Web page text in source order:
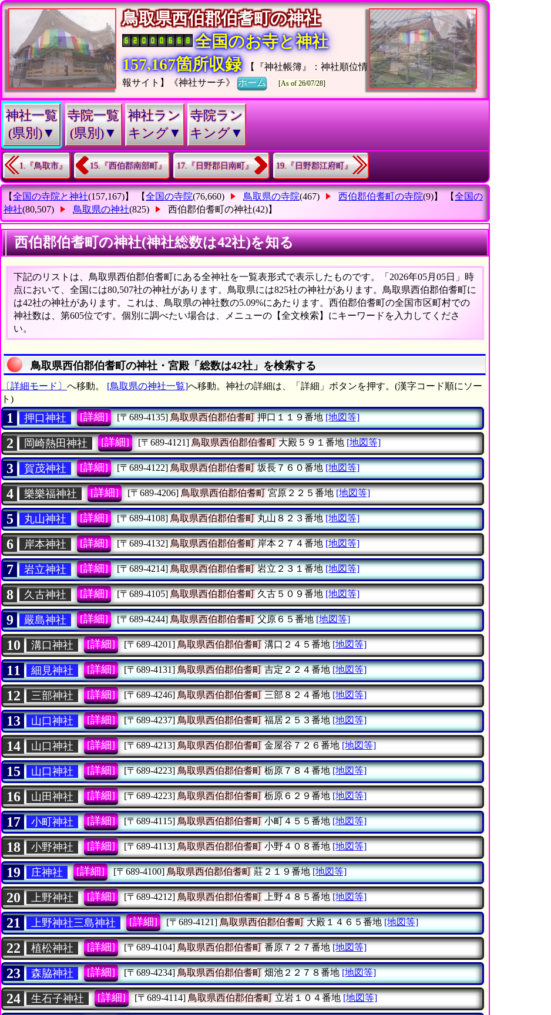
鳥取県西伯郡伯耆町の神社
全国のお寺と神社
157,167箇所収録
【『神社帳簿』：神社順位情
報サイト】《神社サーチ》ホーム [As of 26/07/28]
神社一覧
(県別)▼
寺院一覧
(県別)▼
神社ラン
キング▼
寺院ラン
キング▼
1.『鳥取市』 15.『西伯郡南部町』 17.『日野郡日南町』 19.『日野郡江府町』
【全国の寺院と神社(157,167)】 【全国の寺院(76,660) 鳥取県の寺院(467) 西伯郡伯耆町の寺院(9)】 【全国の
神社(80,507) 鳥取県の神社(825) 西伯郡伯耆町の神社(42)】
西伯郡伯耆町の神社(神社総数は42社)を知る
下記のリストは、鳥取県西伯郡伯耆町にある全神社を一覧表形式で表示したものです。「2026年05月05日」時
点において、全国には80,507社の神社があります。鳥取県には825社の神社があります。鳥取県西伯郡伯耆町に
は42社の神社があります。これは、鳥取県の神社数の5.09%にあたります。西伯郡伯耆町の全国市区町村での
神社数は、第605位です。個別に調べたい場合は、メニューの【全文検索】にキーワードを入力してくださ
い。
鳥取県西伯郡伯耆町の神社・宮殿「総数は42社」を検索する
〔詳細モード〕 へ移動。 [鳥取県の神社一覧]へ移動。神社の詳細は、「詳細」ボタンを押す。(漢字コード順にソー
ト)
1 押口神社 [詳細] [〒689-4135] 鳥取県西伯郡伯耆町押口１１９番地 [地図等]
2 岡崎熱田神社 [詳細] [〒689-4121] 鳥取県西伯郡伯耆町大殿５９１番地 [地図等]
3 賀茂神社 [詳細] [〒689-4122] 鳥取県西伯郡伯耆町坂長７６０番地 [地図等]
4 樂樂福神社 [詳細] [〒689-4206] 鳥取県西伯郡伯耆町宮原２２５番地 [地図等]
5 丸山神社 [詳細] [〒689-4108] 鳥取県西伯郡伯耆町丸山８２３番地 [地図等]
6 岸本神社 [詳細] [〒689-4132] 鳥取県西伯郡伯耆町岸本２７４番地 [地図等]
7 岩立神社 [詳細] [〒689-4214] 鳥取県西伯郡伯耆町岩立２３１番地 [地図等]
8 久古神社 [詳細] [〒689-4105] 鳥取県西伯郡伯耆町久古５０９番地 [地図等]
9 嚴島神社 [詳細] [〒689-4244] 鳥取県西伯郡伯耆町父原６５番地 [地図等]
10 溝口神社 [詳細] [〒689-4201] 鳥取県西伯郡伯耆町溝口２４５番地 [地図等]
11 細見神社 [詳細] [〒689-4131] 鳥取県西伯郡伯耆町吉定２２４番地 [地図等]
12 三部神社 [詳細] [〒689-4246] 鳥取県西伯郡伯耆町三部８２４番地 [地図等]
13 山口神社 [詳細] [〒689-4237] 鳥取県西伯郡伯耆町福居２５３番地 [地図等]
14 山口神社 [詳細] [〒689-4213] 鳥取県西伯郡伯耆町金屋谷７２６番地 [地図等]
15 山口神社 [詳細] [〒689-4223] 鳥取県西伯郡伯耆町栃原７８４番地 [地図等]
16 山田神社 [詳細] [〒689-4223] 鳥取県西伯郡伯耆町栃原６２９番地 [地図等]
17 小町神社 [詳細] [〒689-4115] 鳥取県西伯郡伯耆町小町４５５番地 [地図等]
18 小野神社 [詳細] [〒689-4113] 鳥取県西伯郡伯耆町小野４０８番地 [地図等]
19 庄神社 [詳細] [〒689-4100] 鳥取県西伯郡伯耆町莊２１９番地 [地図等]
20 上野神社 [詳細] [〒689-4212] 鳥取県西伯郡伯耆町上野４８５番地 [地図等]
21 上野神社三島神社 [詳細] [〒689-4121] 鳥取県西伯郡伯耆町大殿１４６５番地 [地図等]
22 植松神社 [詳細] [〒689-4104] 鳥取県西伯郡伯耆町番原７２７番地 [地図等]
23 森脇神社 [詳細] [〒689-4234] 鳥取県西伯郡伯耆町畑池２２７８番地 [地図等]
24 生石子神社 [詳細] [〒689-4114] 鳥取県西伯郡伯耆町立岩１０４番地 [地図等]